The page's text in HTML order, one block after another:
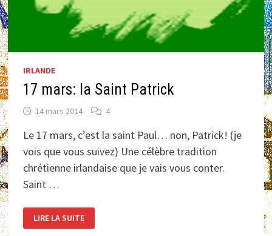
IRLANDE
17 mars: la Saint Patrick
14 mars 2014 4
Le 17 mars, c’est la saint Paul… non, Patrick! (je
vois que vous suivez) Une célèbre tradition
chrétienne irlandaise que je vais vous conter.
Saint …
MARS:
LA
LIRE LA SUITE